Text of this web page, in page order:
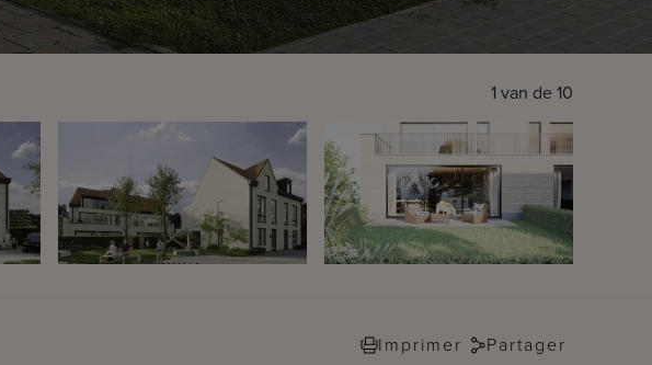
1 van de10
Imprimer Partager